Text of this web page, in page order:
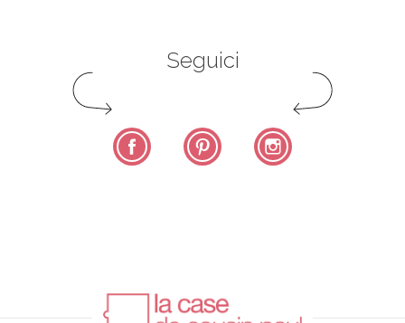
Seguici
Facebook Pinterest